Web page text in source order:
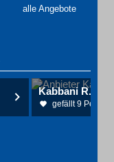
alle Angebote
gefällt 9